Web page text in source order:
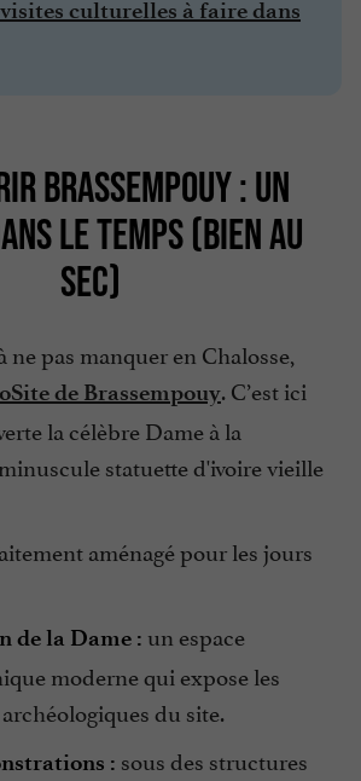
visites culturelles à faire dans
BRASSEMPOUY : UN
LE TEMPS (BIEN AU
SEC)
ne pas manquer en Chalosse,
de Brassempouy. C’est ici
la célèbre Dame à la
statuette d'ivoire vieille
aménagé pour les jours
de la Dame : un espace
moderne qui expose les
du site.
: sous des structures